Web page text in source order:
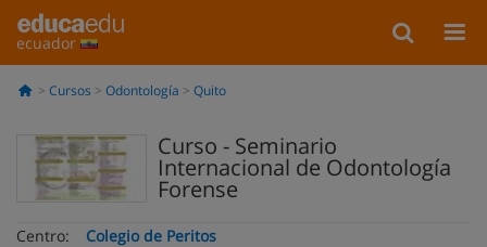
ecuador
Cursos Odontología Quito
Curso - Seminario
Internacional de Odontología
Forense
Centro:
Colegio de Peritos